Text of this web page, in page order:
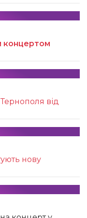
концертом
від
нову